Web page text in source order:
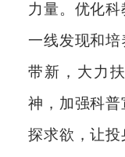
力量。优化
一线发现和
带新，大力
神，加强科
探求欲，让